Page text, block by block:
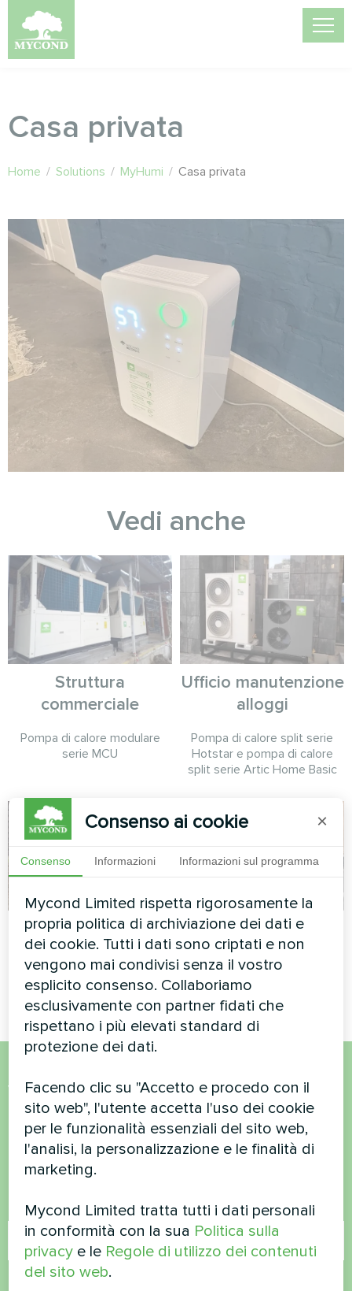
Casa privata
Home / Solutions / MyHumi / Casa privata
Vedi anche
Struttura
commerciale
Pompa di calore modulare
serie MCU
Ufficio manutenzione
alloggi
Pompa di calore split serie
Hotstar e pompa di calore
split serie Artic Home Basic
Serra
Pompa di calore Mycond Hevi
MHS N18 HH
Caffè
Pompa di calore split Artic
Home serie Basic
Volete acquistare o avete
domande?
Contattateci e vi aiuteremo
Nome
Numero di telefono
Consenso ai cookie ×
Consenso Informazioni Informazioni sul programma
Mycond Limited rispetta rigorosamente la
propria politica di archiviazione dei dati e
dei cookie. Tutti i dati sono criptati e non
vengono mai condivisi senza il vostro
esplicito consenso. Collaboriamo
esclusivamente con partner fidati che
rispettano i più elevati standard di
protezione dei dati.
Facendo clic su "Accetto e procedo con il
sito web", l'utente accetta l'uso dei cookie
per le funzionalità essenziali del sito web,
l'analisi, la personalizzazione e le finalità di
marketing.
Mycond Limited tratta tutti i dati personali
in conformità con la sua Politica sulla
privacy e le Regole di utilizzo dei contenuti
del sito web.